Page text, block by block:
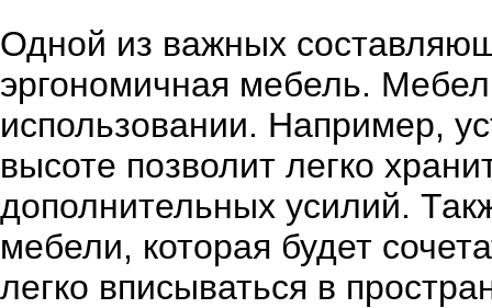
Одной из важных
эргономичная мебель.
использовании. Например,
высоте позволит легко
дополнительных усилий.
мебели, которая будет
легко вписываться в